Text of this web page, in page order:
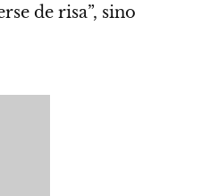
de risa”, sino